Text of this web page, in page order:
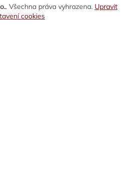
. Všechna práva vyhrazena. Upravit
cookies